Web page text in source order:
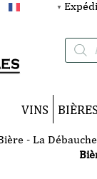
▼
de
VINS BIÈRES
- La